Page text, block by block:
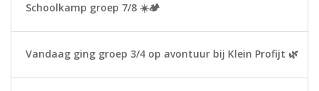
Schoolkamp groep 7/8 ☀️🏕
Vandaag ging groep 3/4 op avontuur bij Klein Profijt 🌿